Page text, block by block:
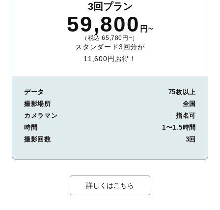
3回プラン
59,800 円~
（税込 65,780円~）
スタンダード3回分が
11,600円お得！
データ
75枚以上
撮影場所
全国
カメラマン
指名可
時間
1〜1.5時間
撮影回数
3回
詳しくはこちら